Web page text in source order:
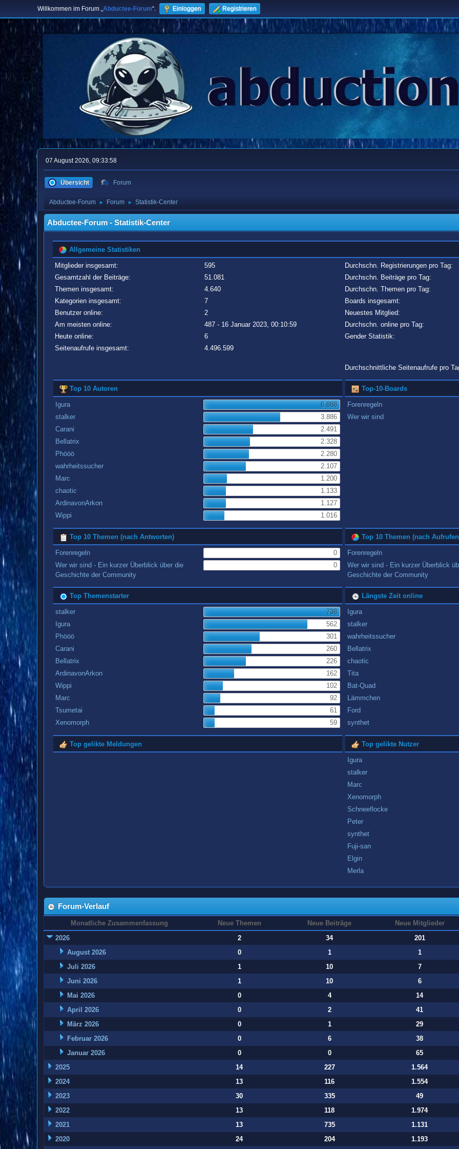
Willkommen im Forum „Abductee-Forum“. Einloggen Registrieren
07 August 2026, 09:33:58
Übersicht Forum
Abductee-Forum ► Forum ► Statistik-Center
Abductee-Forum - Statistik-Center
Allgemeine Statistiken
Mitglieder insgesamt:
595
Gesamtzahl der Beiträge:
51.081
Themen insgesamt:
4.640
Kategorien insgesamt:
7
Benutzer online:
2
Am meisten online:
487 - 16 Januar 2023, 00:10:59
Heute online:
6
Seitenaufrufe insgesamt:
4.496.599
Durchschn. Registrierungen pro Tag:
Durchschn. Beiträge pro Tag:
Durchschn. Themen pro Tag:
Boards insgesamt:
Neuestes Mitglied:
Durchschn. online pro Tag:
Gender Statistik:
Durchschnittliche Seitenaufrufe pro
Top 10 Autoren
Igura
6.888
stalker
3.886
Carani
2.491
Bellatrix
2.328
Phööö
2.280
wahrheitssucher
2.107
Marc
1.200
chaotic
1.133
ArdinavonArkon
1.127
Wippi
1.016
Top-10-Boards
Forenregeln
Wer wir sind
Top 10 Themen (nach Antworten)
Forenregeln
0
Wer wir sind - Ein kurzer Überblick über die
Geschichte der Community
0
Top 10 Themen (nach
Forenregeln
Wer wir sind - Ein kurzer Überblick
Geschichte der Community
Top Themenstarter
stalker
738
Igura
562
Phööö
301
Carani
260
Bellatrix
226
ArdinavonArkon
162
Wippi
102
Marc
92
Tsumetai
61
Xenomorph
59
Längste Zeit online
Igura
stalker
wahrheitssucher
Bellatrix
chaotic
Tita
Bat-Quad
Lämmchen
Ford
synthet
Top gelikte Meldungen Top gelikte Nutzer
Igura
stalker
Marc
Xenomorph
Schneeflocke
Peter
synthet
Fuji-san
Elgin
Merla
Forum-Verlauf
Monatliche Zusammenfassung Neue Themen Neue Beiträge
Neue Mitglieder
2026
2 34
201
August 2026
0 1
1
Juli 2026
1 10
7
Juni 2026
1 10
6
Mai 2026
0 4
14
April 2026
0 2
41
März 2026
0 1
29
Februar 2026
0 6
38
Januar 2026
0 0
65
2025
14 227
1.564
2024
13 116
1.554
2023
30 335
49
2022
13 118
1.974
2021
13 735
1.131
2020
24 204 1.193